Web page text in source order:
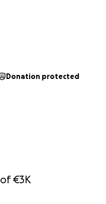
of€3K
Donation protected